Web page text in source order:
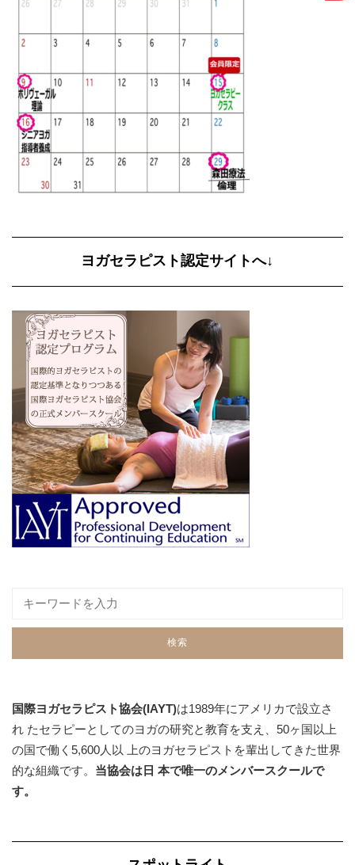
ヨガセラピスト認定サイトへ↓
国際ヨガセラピスト協会(IAYT)は1989年にアメリカで設立さ
れ たセラピーとしてのヨガの研究と教育を支え、50ヶ国以上
の国で働く5,600人以 上のヨガセラピストを輩出してきた世界
的な組織です。 当協会は日 本で唯一のメンバースクールで
す。